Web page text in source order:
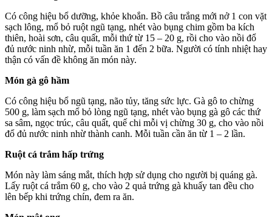
Có công hiệu bổ dưỡng, khỏe khoắn. Bồ câu trắng mới nở 1 con vặt
sạch lông, mổ bỏ ruột ngũ tạng, nhét vào bụng chim gồm ba kích
thiên, hoài sơn, câu quất, mỗi thứ từ 15 – 20 g, rồi cho vào nồi đổ
đủ nước ninh nhừ, mỗi tuần ăn 1 đến 2 bữa. Người có tính nhiệt hay
thận có vấn đề không ăn món này.
Món gà gô hầm
Có công hiệu bổ ngũ tạng, não tủy, tăng sức lực. Gà gô to chừng
500 g, làm sạch mổ bỏ lòng ngũ tạng, nhét vào bụng gà gô các thứ
sa sâm, ngọc trúc, câu quất, quế chi mỗi vị chừng 30 g, cho vào nồi
đổ đủ nước ninh nhừ thành canh. Mỗi tuần cần ăn từ 1 – 2 lần.
Ruột cá trắm hấp trứng
Món này làm sáng mắt, thích hợp sử dụng cho người bị quáng gà.
Lấy ruột cá trắm 60 g, cho vào 2 quả trứng gà khuấy tan đều cho
lên bếp khi trứng chín, đem ra ăn.